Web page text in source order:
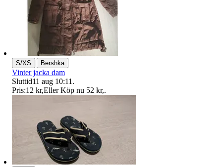
S/XS | Bershka
Vinter jacka dam
Sluttid11 aug 10:11 .
Pris:12 kr,Eller Köp nu 52 kr,.